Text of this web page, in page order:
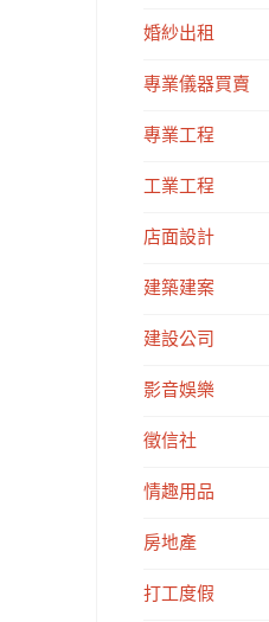
婚紗出租
專業儀器買賣
專業工程
工業工程
店面設計
建築建案
建設公司
影音娛樂
徵信社
情趣用品
房地產
打工度假